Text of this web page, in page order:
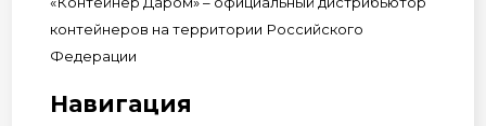
контейнеров на территории Российского
Федерации
Навигация